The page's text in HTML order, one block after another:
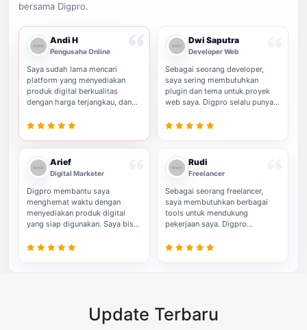
bersama Digpro.
Andi H
Pengusaha Online
Saya sudah lama mencari
platform yang menyediakan
produk digital berkualitas
dengan harga terjangkau, dan
Proses pembelian yang mudah
semakin berkembang. Saya
pasti akan terus menggunakan
Digpro untuk kebutuhan digital
saya.
Dwi Saputra
Developer Web
Sebagai seorang developer,
saya sering membutuhkan
plugin dan tema untuk proyek
web saya. Digpro selalu punya
lisensi GPL, saya bisa
otomatis juga memudahkan
proses transaksi, sehingga saya
bisa fokus pada pekerjaan saya.
Arief
Digital Marketer
Digpro membantu saya
menghemat waktu dengan
menyediakan produk digital
yang siap digunakan. Saya bisa
sesuai dengan kebutuhan klien,
Rudi
Freelancer
Sebagai seorang freelancer,
saya membutuhkan berbagai
tools untuk mendukung
pekerjaan saya. Digpro
digital berkualitas yang mudah
Update Terbaru